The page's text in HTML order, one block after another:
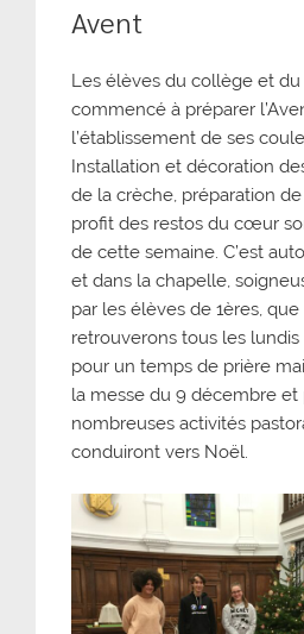
Avent
Les élèves du collège et
commencé à préparer
l’établissement de ses
Installation et décoration
de la crèche, préparation
profit des restos du cœur
de cette semaine. C’est
et dans la chapelle,
par les élèves de 1ères,
retrouverons tous les lundis
pour un temps de prière
la messe du 9 décembre et
nombreuses activités
conduiront vers Noël.